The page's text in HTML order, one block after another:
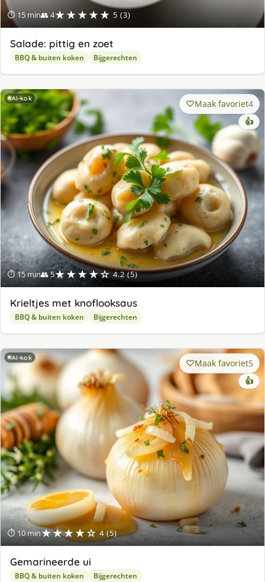
⏱ 15 min👥 4★★★★★ 5 (3)
Salade: pittig en zoet
BBQ & buiten koken Bijgerechten
AI-kok
⏱ 15 min👥 5★★★★☆ 4.2 (5)
Maak favoriet4
👍
Krieltjes met knoflooksaus
BBQ & buiten koken Bijgerechten
AI-kok
⏱ 10 min★★★★☆ 4 (5)
Maak favoriet5
👍
Gemarineerde ui
BBQ & buiten koken Bijgerechten